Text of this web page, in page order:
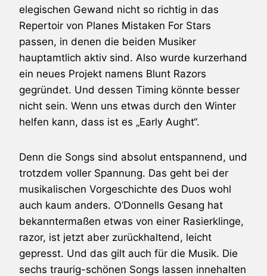
elegischen Gewand nicht so richtig in das
Repertoir von Planes Mistaken For Stars
passen, in denen die beiden Musiker
hauptamtlich aktiv sind. Also wurde kurzerhand
ein neues Projekt namens Blunt Razors
gegründet. Und dessen Timing könnte besser
nicht sein. Wenn uns etwas durch den Winter
helfen kann, dass ist es „Early Aught“.
Denn die Songs sind absolut entspannend, und
trotzdem voller Spannung. Das geht bei der
musikalischen Vorgeschichte des Duos wohl
auch kaum anders. O’Donnells Gesang hat
bekanntermaßen etwas von einer Rasierklinge,
razor, ist jetzt aber zurückhaltend, leicht
gepresst. Und das gilt auch für die Musik. Die
sechs traurig-schönen Songs lassen innehalten